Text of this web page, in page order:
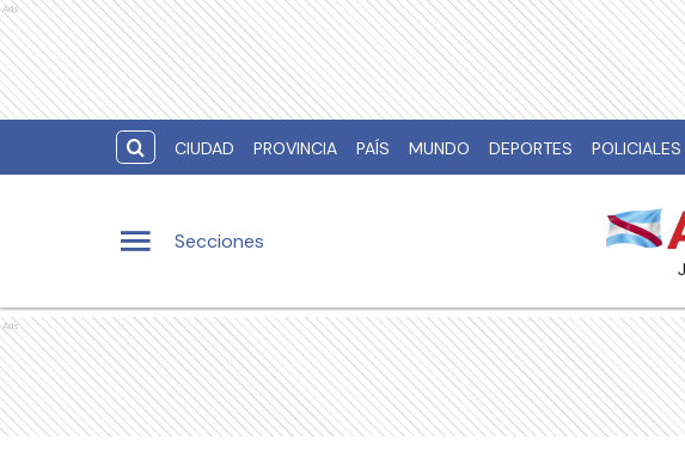
Ads
CIUDAD PROVINCIA PAÍS MUNDO DEPORTES POLICIALES
Secciones
Ads